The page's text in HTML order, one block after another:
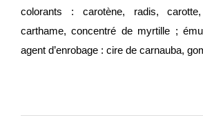
colorants : carotène, radis,
carthame, concentré de myrtille ;
agent d’enrobage : cire de carnauba,